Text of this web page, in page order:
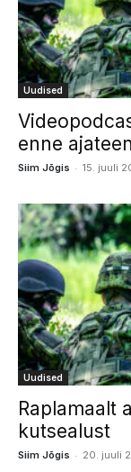
Uudised
enne
Siim Jõgis - 15. juuli
Uudised
Raplamaalt
kutsealust
Siim Jõgis - 20. juuli